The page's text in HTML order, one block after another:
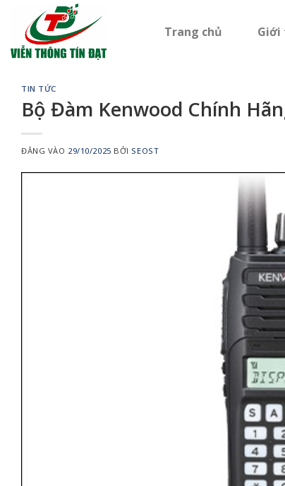
dung
Trang chủ Giới
TIN TỨC
Bộ Đàm Kenwood Chính
ĐĂNG VÀO 29/10/2025 BỞI SEOST